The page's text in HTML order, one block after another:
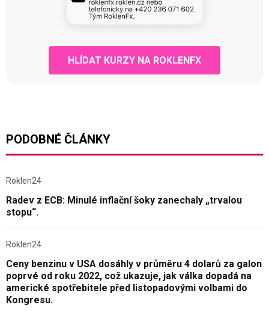
HLÍDAT KURZY NA ROKLENFX
PODOBNÉ ČLÁNKY
Roklen24
Radev z ECB: Minulé inflační šoky zanechaly „trvalou
stopu“.
Roklen24
Ceny benzinu v USA dosáhly v průměru 4 dolarů za galon
poprvé od roku 2022, což ukazuje, jak válka dopadá na
americké spotřebitele před listopadovými volbami do
Kongresu.